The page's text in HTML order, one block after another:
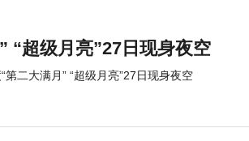
“超级月亮”27日现身夜空
第二大满月” “超级月亮”27日现身夜空